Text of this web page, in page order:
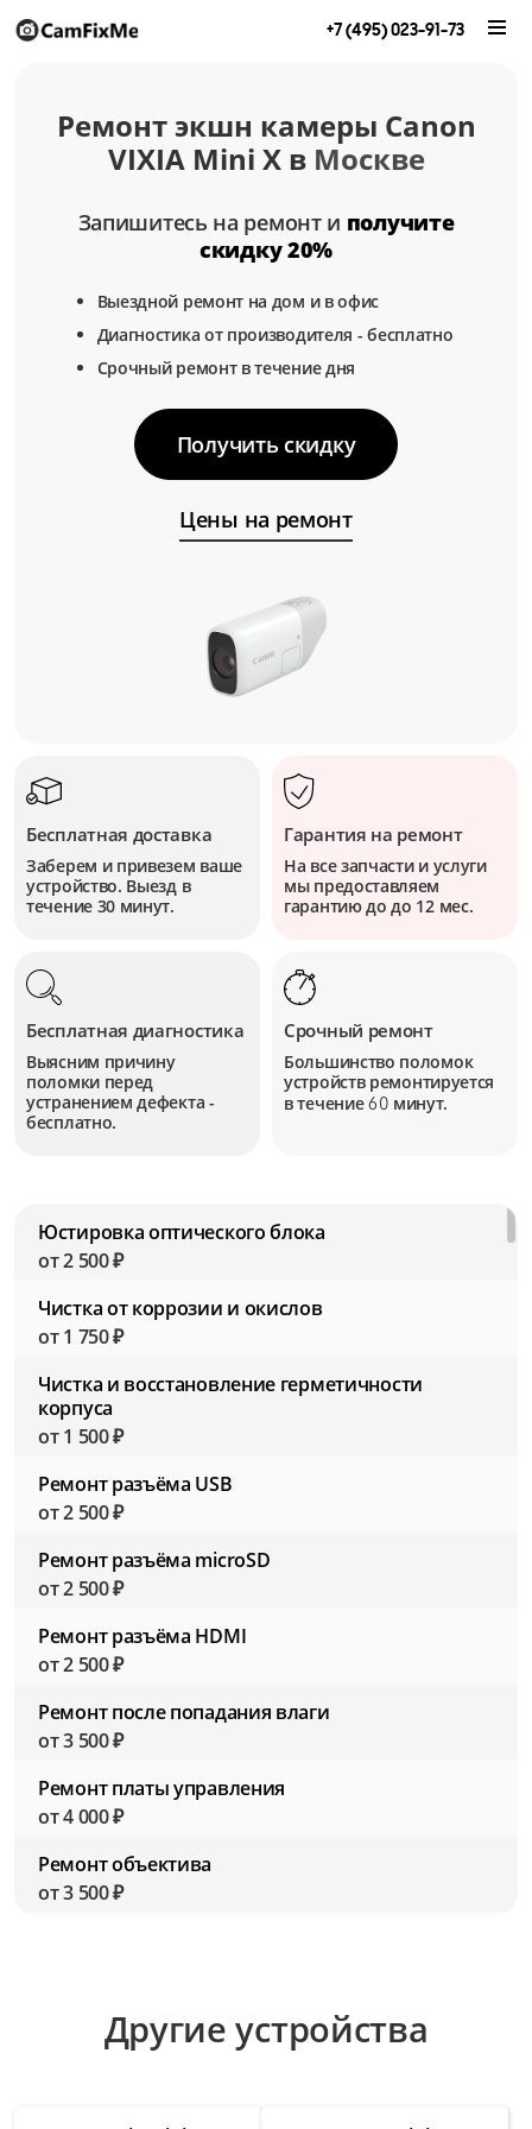
+7 (495) 023-91-73
Ремонт экшн камеры Canon
VIXIA Mini X в Москве
Запишитесь на ремонт и получите
скидку 20%
Выездной ремонт на дом и в офис
Диагностика от производителя - бесплатно
Срочный ремонт в течение дня
Получить скидку
Цены на ремонт
Бесплатная доставка
Заберем и привезем ваше
устройство. Выезд в
течение 30 минут.
Гарантия на ремонт
На все запчасти и услуги
мы предоставляем
гарантию до до 12 мес.
Бесплатная диагностика
Выясним причину
поломки перед
устранением дефекта -
бесплатно.
Срочный ремонт
Большинство поломок
устройств ремонтируется
в течение60 минут.
Юстировка оптического блока
от 2 500 ₽
Чистка от коррозии и окислов
от 1 750 ₽
Чистка и восстановление герметичности
корпуса
от 1 500 ₽
Ремонт разъёма USB
от 2 500 ₽
Ремонт разъёма microSD
от 2 500 ₽
Ремонт разъёма HDMI
от 2 500 ₽
Ремонт после попадания влаги
от 3 500 ₽
Ремонт платы управления
от 4 000 ₽
Ремонт объектива
от 3 500 ₽
Ремонт линзы
от 2 500 ₽Другие устройства